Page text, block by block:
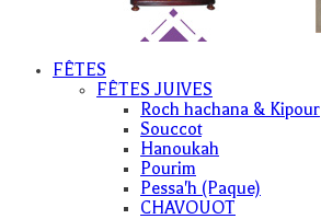
FÊTES
FÊTES JUIVES
Roch hachana & Kipour
Souccot
Hanoukah
Pourim
Pessa'h (Paque)
CHAVOUOT